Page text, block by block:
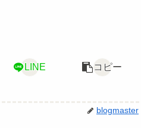
LINE コピー
blogmaster